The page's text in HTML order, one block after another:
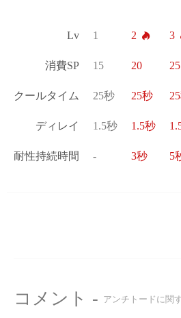
Lv 1 2 3
消費SP 15 20 25
クールタイム 25秒 25秒
ディレイ 1.5秒 1.5秒
耐性持続時間 - 3秒 5
コメント - アンチトードに関